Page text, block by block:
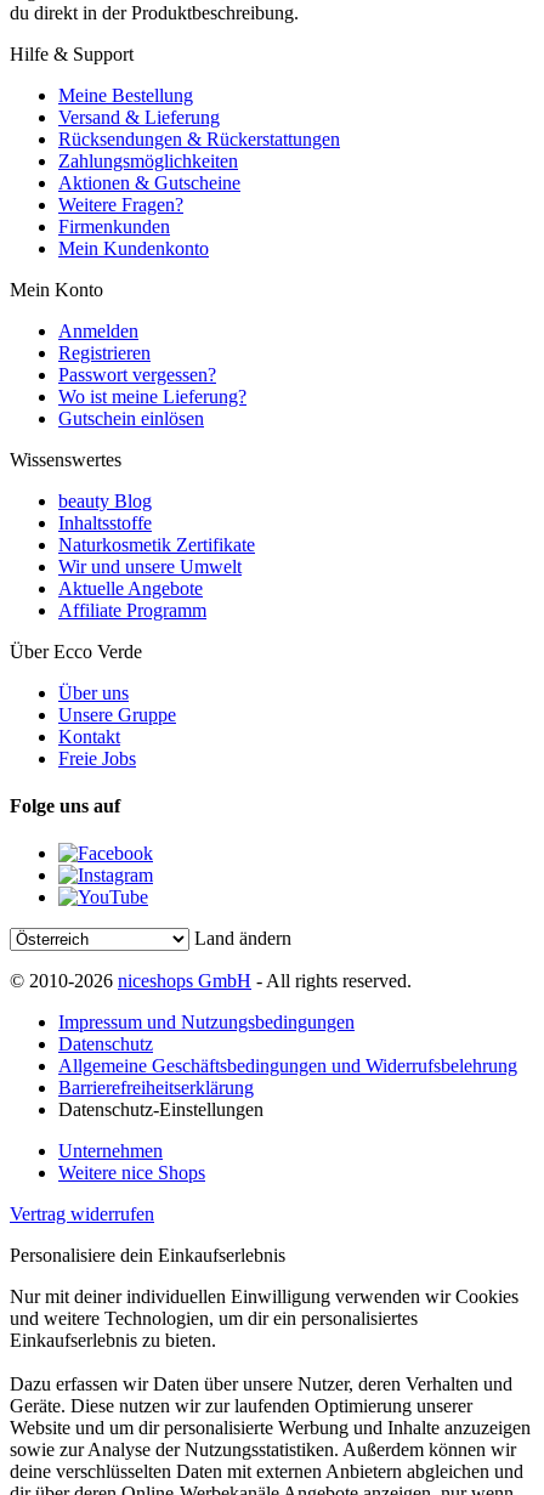
du direkt in der Produktbeschreibung.
Hilfe & Support
Meine Bestellung
Versand & Lieferung
Rücksendungen & Rückerstattungen
Zahlungsmöglichkeiten
Aktionen & Gutscheine
Weitere Fragen?
Firmenkunden
Mein Kundenkonto
Mein Konto
Anmelden
Registrieren
Passwort vergessen?
Wo ist meine Lieferung?
Gutschein einlösen
Wissenswertes
beauty Blog
Inhaltsstoffe
Naturkosmetik Zertifikate
Wir und unsere Umwelt
Aktuelle Angebote
Affiliate Programm
Über Ecco Verde
Über uns
Unsere Gruppe
Kontakt
Freie Jobs
Folge uns auf
Land ändern
© 2010-2026 niceshops GmbH - All rights reserved.
Impressum und Nutzungsbedingungen
Datenschutz
Allgemeine Geschäftsbedingungen und Widerrufsbelehrung
Barrierefreiheitserklärung
Datenschutz-Einstellungen
Unternehmen
Weitere nice Shops
Vertrag widerrufen
Personalisiere dein Einkaufserlebnis
Nur mit deiner individuellen Einwilligung verwenden wir Cookies
und weitere Technologien, um dir ein personalisiertes
Einkaufserlebnis zu bieten.
Dazu erfassen wir Daten über unsere Nutzer, deren Verhalten und
Geräte. Diese nutzen wir zur laufenden Optimierung unserer
Website und um dir personalisierte Werbung und Inhalte anzuzeigen
sowie zur Analyse der Nutzungsstatistiken. Außerdem können wir
deine verschlüsselten Daten mit externen Anbietern abgleichen und